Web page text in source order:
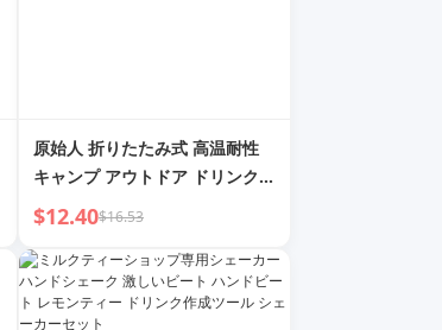
原始人 折りたたみ式 高温耐性
キャンプ アウトドア ドリンクグ
ラス
$12.40$16.53